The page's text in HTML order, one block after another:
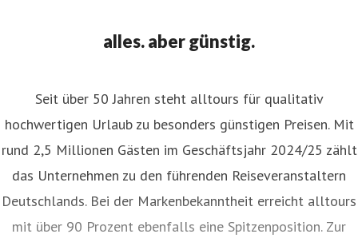
alles. aber günstig.
Seit über 50 Jahren steht alltours für qualitativ
hochwertigen Urlaub zu besonders günstigen Preisen. Mit
rund 2,5 Millionen Gästen im Geschäftsjahr 2024/25 zählt
das Unternehmen zu den führenden Reiseveranstaltern
Deutschlands. Bei der Markenbekanntheit erreicht alltours
mit über 90 Prozent ebenfalls eine Spitzenposition. Zur